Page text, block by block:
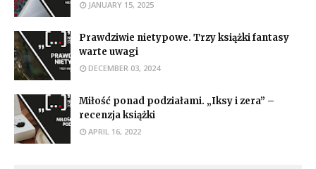
JANUARY 15, 2025
Prawdziwie nietypowe. Trzy książki fantasy
warte uwagi
DECEMBER 03, 2024
Miłość ponad podziałami. „Iksy i zera” –
recenzja książki
APRIL 16, 2022